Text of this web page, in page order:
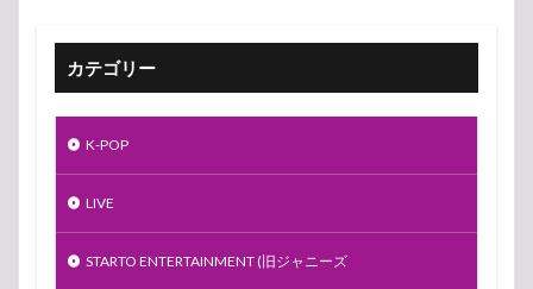
カテゴリー
K-POP
LIVE
STARTO ENTERTAINMENT (旧ジャニーズ